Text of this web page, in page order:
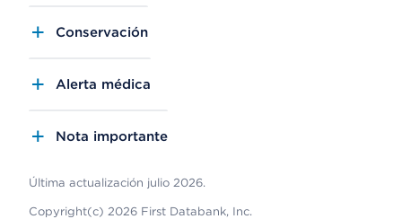
Conservación
Alerta médica
Nota importante
Última actualización julio 2026.
Copyright(c) 2026 First Databank, Inc.